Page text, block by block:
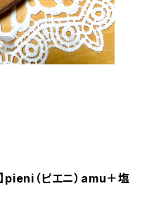
pieni（ピエニ）amu＋塩